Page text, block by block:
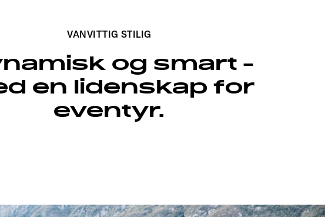
VANVITTIG STILIG
og smart -
en lidenskap for
eventyr.